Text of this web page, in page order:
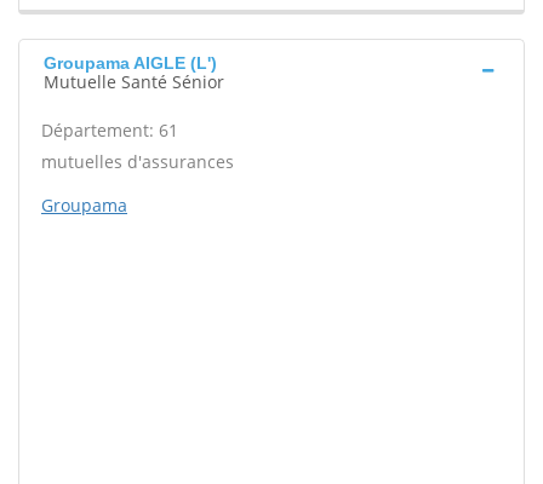
Groupama AIGLE (L')
Mutuelle Santé Sénior
Département: 61
mutuelles d'assurances
Groupama